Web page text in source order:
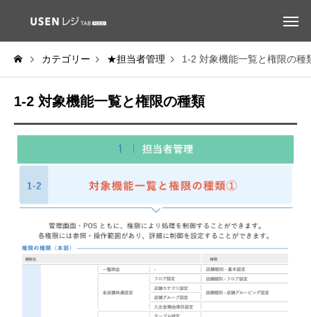
カテゴリー ★担当者管理 1-2 対象機能一覧と権限の種
1-2 対象機能一覧と権限の種類